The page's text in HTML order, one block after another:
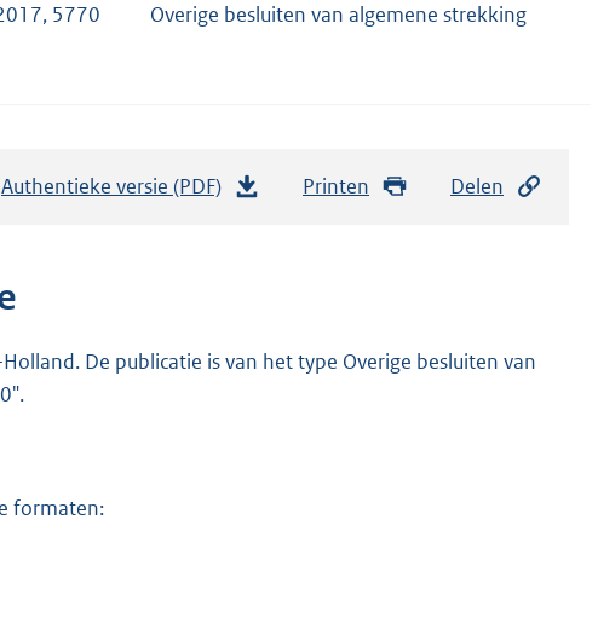
5770 Overige besluiten van algemene strekking
Authentieke versie (PDF) Printen Delen
De publicatie is van het type Overige besluiten van
formaten: